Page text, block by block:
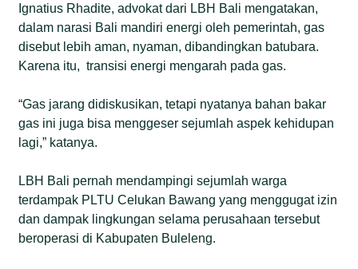
Ignatius Rhadite, advokat dari LBH Bali mengatakan,
dalam narasi Bali mandiri energi oleh pemerintah, gas
disebut lebih aman, nyaman, dibandingkan batubara.
Karena itu, transisi energi mengarah pada gas.
“Gas jarang didiskusikan, tetapi nyatanya bahan bakar
gas ini juga bisa menggeser sejumlah aspek kehidupan
lagi,” katanya.
LBH Bali pernah mendampingi sejumlah warga
terdampak PLTU Celukan Bawang yang menggugat izin
dan dampak lingkungan selama perusahaan tersebut
beroperasi di Kabupaten Buleleng.